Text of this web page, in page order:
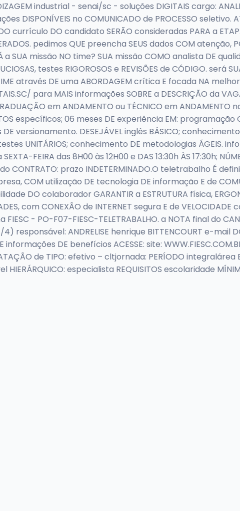
industrial - senai/sc - soluções DIGITAIS cargo:
DISPONÍVEIS no COMUNICADO de PROCESSO
currículo DO candidato SERÃO consideradas PARA a
pedimos QUE preencha SEUS dados COM atenção,
a SUA missão NO time? SUA missão COMO analista DE
testes RIGOROSOS e REVISÕES de CÓDIGO. será
através DE uma ABORDAGEM crítica E focada NA
para MAIS informações SOBRE a DESCRIÇÃO da
em ANDAMENTO ou TÉCNICO em ANDAMENTO
específicos; 06 meses DE experiência EM:
versionamento. DESEJÁVEL inglês BÁSICO;
UNITÁRIOS; conhecimento DE metodologias ÁGEIS.
FEIRA das 8H00 às 12H00 e DAS 13:30h ÀS 17:30h;
CONTRATO: prazo INDETERMINADO.O teletrabalho É
COM utilização DE tecnologia DE informação E de
DO colaborador GARANTIR a ESTRUTURA física,
com CONEXÃO de INTERNET segura E de
- PO-F07-FIESC-TELETRABALHO. a NOTA final do
responsável: ANDRELISE henrique BITTENCOURT e-mail
informações DE benefícios ACESSE: site:
de TIPO: efetivo – cltjornada: PERÍODO
especialista REQUISITOS escolaridade